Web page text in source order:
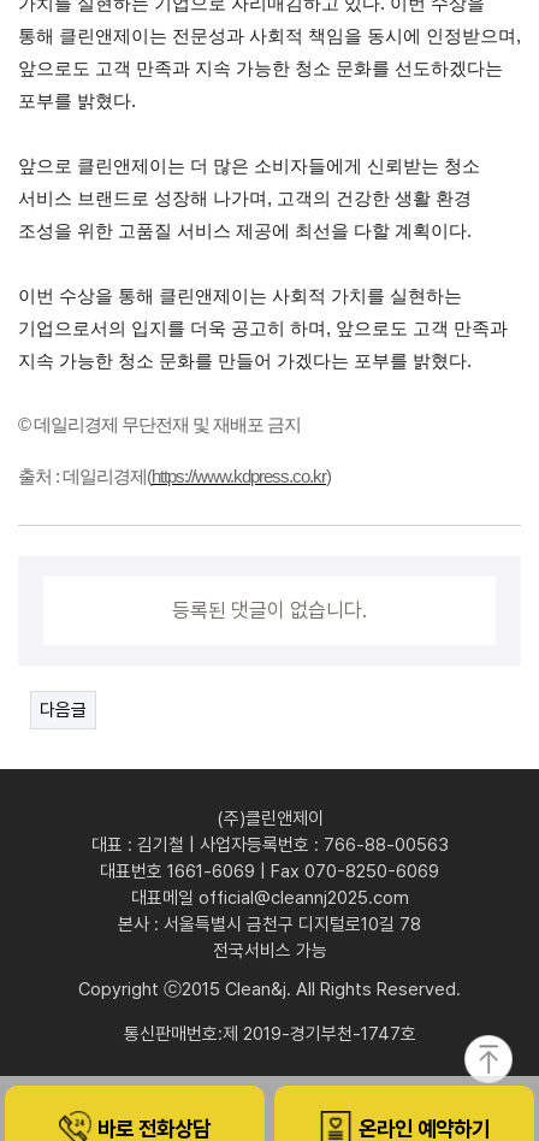
바로 전화상담 온라인 예약하기
가치를 실현하는 기업으로 자리매김하고 있다. 이번 수상을
통해 클린앤제이는 전문성과 사회적 책임을 동시에 인정받으며,
앞으로도 고객 만족과 지속 가능한 청소 문화를 선도하겠다는
포부를 밝혔다.
앞으로 클린앤제이는 더 많은 소비자들에게 신뢰받는 청소
서비스 브랜드로 성장해 나가며, 고객의 건강한 생활 환경
조성을 위한 고품질 서비스 제공에 최선을 다할 계획이다.
이번 수상을 통해 클린앤제이는 사회적 가치를 실현하는
기업으로서의 입지를 더욱 공고히 하며, 앞으로도 고객 만족과
지속 가능한 청소 문화를 만들어 가겠다는 포부를 밝혔다.
© 데일리경제 무단전재 및 재배포 금지
출처 : 데일리경제(https://www.kdpress.co.kr)​
등록된 댓글이 없습니다.
다음글
(주)클린앤제이
대표 : 김기철 | 사업자등록번호 : 766-88-00563
대표번호 1661-6069 | Fax 070-8250-6069
대표메일 official@cleannj2025.com
본사 : 서울특별시 금천구 디지털로10길 78
전국서비스 가능
Copyright ⓒ2015 Clean&j. All Rights Reserved.
통신판매번호:제 2019-경기부천-1747호